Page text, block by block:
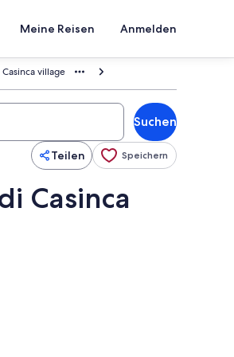
Meine Reisen Anmelden
village
Suchen
Teilen Speichern
Casinca